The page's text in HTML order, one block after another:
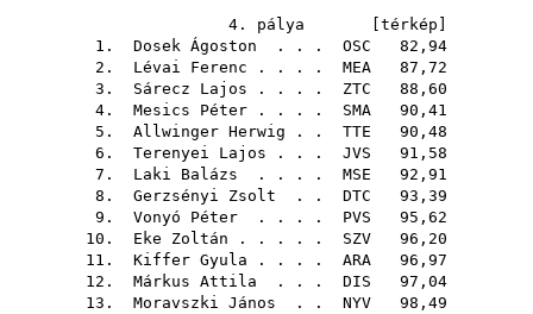
4. pálya [ térkép
1. Dosek Ágoston . . . OSC 82,94
2. Lévai Ferenc . . . . MEA 87,72
3. Sárecz Lajos . . . . ZTC 88,60
4. Mesics Péter . . . . SMA 90,41
5. Allwinger Herwig . . TTE 90,48
6. Terenyei Lajos . . . JVS 91,58
7. Laki Balázs . . . . MSE 92,91
8. Gerzsényi Zsolt . . DTC 93,39
9. Vonyó Péter . . . . PVS 95,62
10. Eke Zoltán . . . . . SZV 96,20
11. Kiffer Gyula . . . . ARA 96,97
12. Márkus Attila . . . DIS 97,04
13. Moravszki János . . NYV 98,49